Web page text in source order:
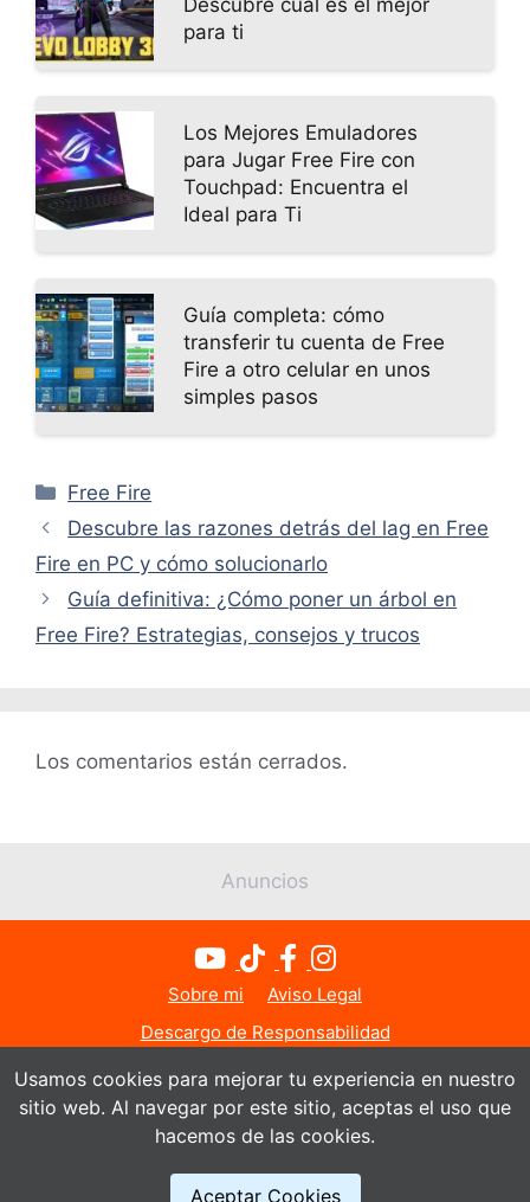
Descubre cuál es el mejor
para ti
Los Mejores Emuladores
para Jugar Free Fire con
Touchpad: Encuentra el
Ideal para Ti
Guía completa: cómo
transferir tu cuenta de Free
Fire a otro celular en unos
simples pasos
Categorías
Free Fire
Descubre las razones detrás del lag en Free
Fire en PC y cómo solucionarlo
Guía definitiva: ¿Cómo poner un árbol en
Free Fire? Estrategias, consejos y trucos
Los comentarios están cerrados.
Anuncios
Sobre mi
Aviso Legal
Descargo de Responsabilidad
Política de Privacidad
Política de Cookies
Contacto
© Todos los derechos reservados 2026
Usamos cookies para mejorar tu experiencia en nuestro
sitio web. Al navegar por este sitio, aceptas el uso que
hacemos de las cookies.
Aceptar Cookies